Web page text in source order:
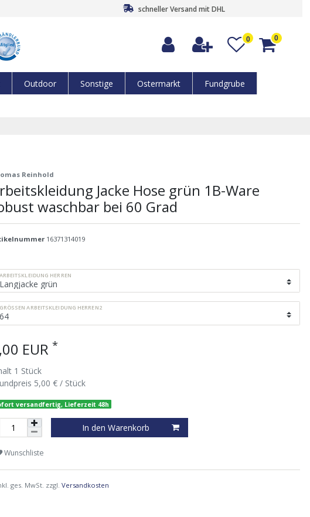
schneller Versand mit DHL
0 0
Outdoor Sonstige Ostermarkt
Fundgrube
Reinhold
Jacke Hose grün 1B-Ware
waschbar bei 60 Grad
16371314019
ARBEITSKLEIDUNG HERREN
GRÖSSEN ARBEITSKLEIDUNG HERREN2
EUR *
1 Stück
5,00 € / Stück
versandfertig, Lieferzeit 48h
In den Warenkorb
Wunschliste
ges. MwSt. zzgl. Versandkosten